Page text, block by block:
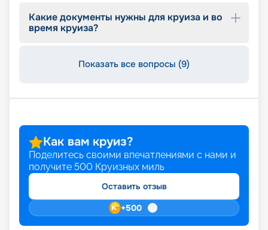
Какие документы нужны для круиза и во
время круиза?
Показать все вопросы (9)
Как вам круиз?
Поделитесь своими впечатлениями с нами и
получите 500 Круизных миль
Оставить отзыв
+500